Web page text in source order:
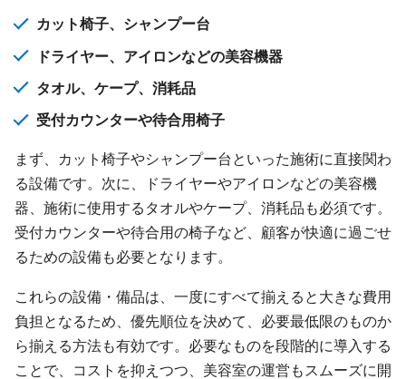
カット椅子、シャンプー台
ドライヤー、アイロンなどの美容機器
タオル、ケープ、消耗品
受付カウンターや待合用椅子
まず、カット椅子やシャンプー台といった施術に直接関わ
る設備です。次に、ドライヤーやアイロンなどの美容機
器、施術に使用するタオルやケープ、消耗品も必須です。
受付カウンターや待合用の椅子など、顧客が快適に過ごせ
るための設備も必要となります。
これらの設備・備品は、一度にすべて揃えると大きな費用
負担となるため、優先順位を決めて、必要最低限のものか
ら揃える方法も有効です。必要なものを段階的に導入する
ことで、コストを抑えつつ、美容室の運営もスムーズに開